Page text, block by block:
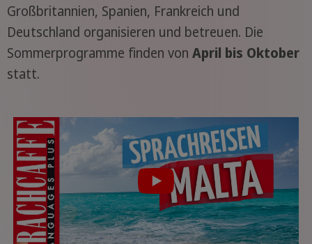
Großbritannien, Spanien, Frankreich und
Deutschland organisieren und betreuen. Die
Sommerprogramme finden von April bis Oktober
statt.